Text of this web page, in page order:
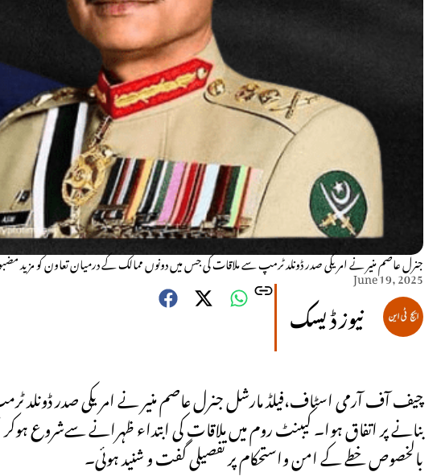
جنرل عاصم منیر نے امریکی صدر ڈونلد ٹرمپ سے ملاقات کی جس میں دونوں ممالک کے درمیان تعاون کو مزید
June 19, 2025
نیوز ڈیسک
چیف آف آرمی اسٹاف،فیلڈ مارشل جنرل عاصم منیر نے امریکی صدر ڈونلد
بنانے پر اتفاق ہوا۔ کیبنٹ روم میں ملاقات کی ابتداء ظہرانے
بالخصوص خطے کے امن واستحکام پر تفصیلی گفت و شنید ہوئی۔